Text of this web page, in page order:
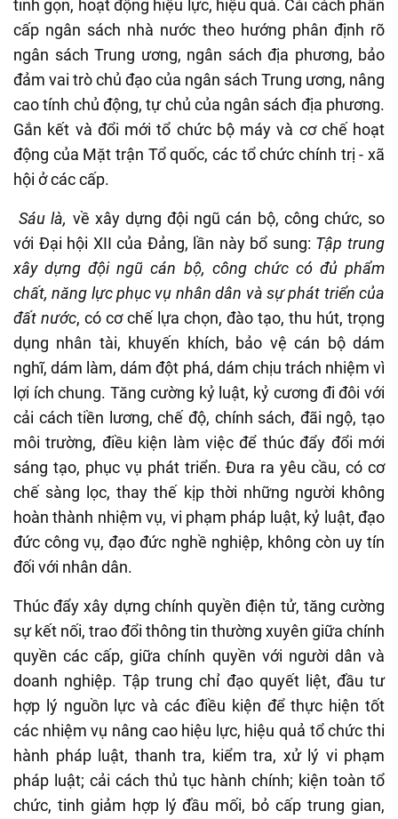
tinh gọn, hoạt động hiệu lực, hiệu quả. Cải cách phân
cấp ngân sách nhà nước theo hướng phân định rõ
ngân sách Trung ương, ngân sách địa phương, bảo
đảm vai trò chủ đạo của ngân sách Trung ương, nâng
cao tính chủ động, tự chủ của ngân sách địa phương.
Gắn kết và đổi mới tổ chức bộ máy và cơ chế hoạt
động của Mặt trận Tổ quốc, các tổ chức chính trị - xã
hội ở các cấp.
Sáu là, về xây dựng đội ngũ cán bộ, công chức, so
với Đại hội XII của Đảng, lần này bổ sung: Tập trung
xây dựng đội ngũ cán bộ, công chức có đủ phẩm
chất, năng lực phục vụ nhân dân và sự phát triển của
đất nước, có cơ chế lựa chọn, đào tạo, thu hút, trọng
dụng nhân tài, khuyến khích, bảo vệ cán bộ dám
nghĩ, dám làm, dám đột phá, dám chịu trách nhiệm vì
lợi ích chung. Tăng cường kỷ luật, kỷ cương đi đôi với
cải cách tiền lương, chế độ, chính sách, đãi ngộ, tạo
môi trường, điều kiện làm việc để thúc đẩy đổi mới
sáng tạo, phục vụ phát triển. Đưa ra yêu cầu, có cơ
chế sàng lọc, thay thế kịp thời những người không
hoàn thành nhiệm vụ, vi phạm pháp luật, kỷ luật, đạo
đức công vụ, đạo đức nghề nghiệp, không còn uy tín
đối với nhân dân.
Thúc đẩy xây dựng chính quyền điện tử, tăng cường
sự kết nối, trao đổi thông tin thường xuyên giữa chính
quyền các cấp, giữa chính quyền với người dân và
doanh nghiệp. Tập trung chỉ đạo quyết liệt, đầu tư
hợp lý nguồn lực và các điều kiện để thực hiện tốt
các nhiệm vụ nâng cao hiệu lực, hiệu quả tổ chức thi
hành pháp luật, thanh tra, kiểm tra, xử lý vi phạm
pháp luật; cải cách thủ tục hành chính; kiện toàn tổ
chức, tinh giảm hợp lý đầu mối, bỏ cấp trung gian,